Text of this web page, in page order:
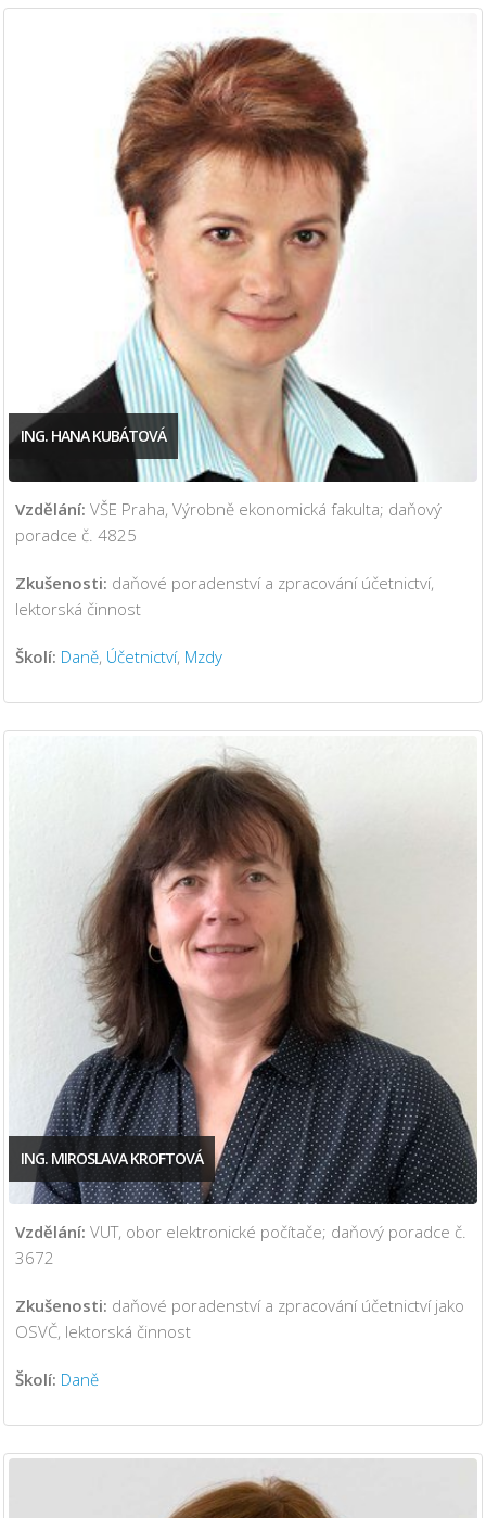
ING. HANA KUBÁTOVÁ
Vzdělání: VŠE Praha, Výrobně ekonomická fakulta; daňový
poradce č. 4825
Zkušenosti: daňové poradenství a zpracování účetnictví,
lektorská činnost
Školí: Daně, Účetnictví, Mzdy
ING. MIROSLAVA KROFTOVÁ
Vzdělání: VUT, obor elektronické počítače; daňový poradce č.
3672
Zkušenosti: daňové poradenství a zpracování účetnictví jako
OSVČ, lektorská činnost
Školí: Daně